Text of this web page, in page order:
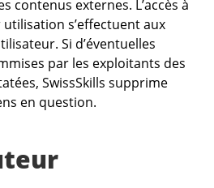
contenus externes. L’accès à
s’effectuent aux
Si d’éventuelles
par les exploitants des
SwissSkills supprime
en question.